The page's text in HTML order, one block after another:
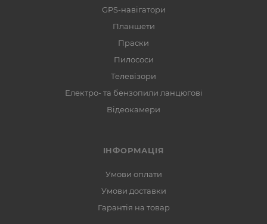
GPS-навігатори
Планшети
Праски
Пилососи
Телевізори
Електро- та бензопили ланцюгові
Відеокамери
ІНФОРМАЦІЯ
Умови оплати
Умови доставки
Гарантія на товар